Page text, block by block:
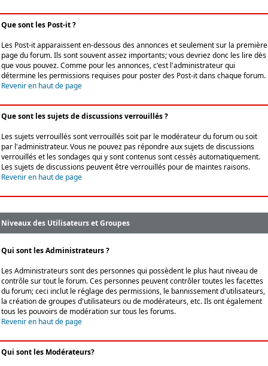
Que sont les Post-it ?
Les Post-it apparaissent en-dessous des annonces et seulement sur la première
page du forum. Ils sont souvent assez importants; vous devriez donc les lire dès
que vous pouvez. Comme pour les annonces, c'est l'administrateur qui
détermine les permissions requises pour poster des Post-it dans chaque forum.
Revenir en haut de page
Que sont les sujets de discussions verrouillés ?
Les sujets verrouillés sont verrouillés soit par le modérateur du forum ou soit
par l'administrateur. Vous ne pouvez pas répondre aux sujets de discussions
verrouillés et les sondages qui y sont contenus sont cessés automatiquement.
Les sujets de discussions peuvent être verrouillés pour de maintes raisons.
Revenir en haut de page
Niveaux des Utilisateurs et Groupes
Qui sont les Administrateurs ?
Les Administrateurs sont des personnes qui possèdent le plus haut niveau de
contrôle sur tout le forum. Ces personnes peuvent contrôler toutes les facettes
du forum; ceci inclut le réglage des permissions, le bannissement d'utilisateurs,
la création de groupes d'utilisateurs ou de modérateurs, etc. Ils ont également
tous les pouvoirs de modération sur tous les forums.
Revenir en haut de page
Qui sont les Modérateurs?